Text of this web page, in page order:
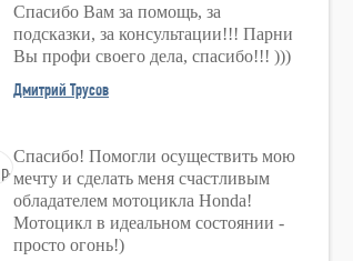
Спасибо Вам за помощь, за
подсказки, за консультации!!! Парни
Вы профи своего дела, спасибо!!! )))
Дмитрий Трусов
Спасибо! Помогли осуществить мою
мечту и сделать меня счастливым
обладателем мотоцикла Honda!
Мотоцикл в идеальном состоянии -
просто огонь!)